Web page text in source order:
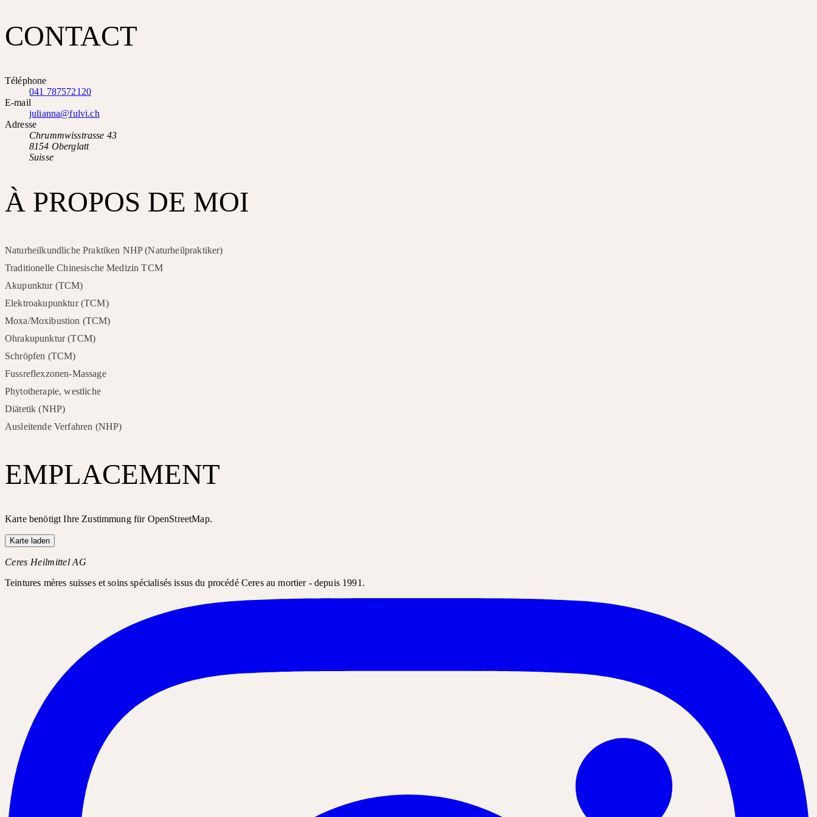
CONTACT
Téléphone
041 787572120
E-mail
julianna@fulvi.ch
Adresse
Chrummwisstrasse 43
8154 Oberglatt
Suisse
À PROPOS DE MOI
Naturheilkundliche Praktiken NHP (Naturheilpraktiker)
Traditionelle Chinesische Medizin TCM
Akupunktur (TCM)
Elektroakupunktur (TCM)
Moxa/Moxibustion (TCM)
Ohrakupunktur (TCM)
Schröpfen (TCM)
Fussreflexzonen-Massage
Phytotherapie, westliche
Diätetik (NHP)
Ausleitende Verfahren (NHP)
EMPLACEMENT
Karte benötigt Ihre Zustimmung für OpenStreetMap.
Karte laden
Ceres Heilmittel AG
Teintures mères suisses et soins spécialisés issus du procédé Ceres au mortier - depuis 1991.